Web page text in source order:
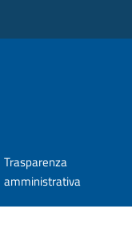
Trasparenza
amministrativa